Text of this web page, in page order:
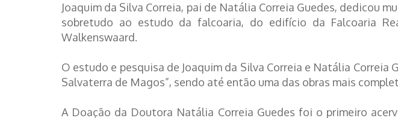
Joaquim da Silva Correia, pai de Natália Correia Guedes, dedicou
sobretudo ao estudo da falcoaria, do edifício da Falcoaria
Walkenswaard.
O estudo e pesquisa de Joaquim da Silva Correia e Natália Correia
Salvaterra de Magos”, sendo até então uma das obras mais
A Doação da Doutora Natália Correia Guedes foi o primeiro